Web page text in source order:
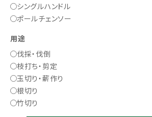
シングルハンドル
ポールチェンソー
用途
伐採・伐倒
枝打ち・剪定
玉切り・薪作り
根切り
竹切り